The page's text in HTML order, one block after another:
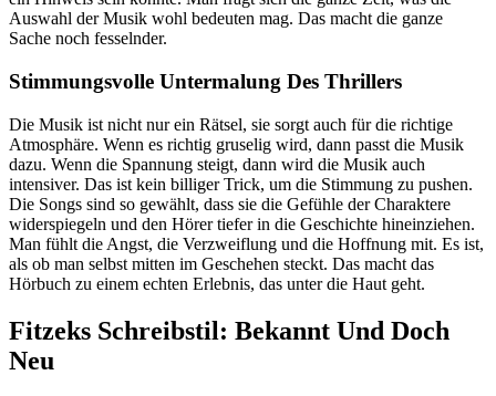
Auswahl der Musik wohl bedeuten mag. Das macht die ganze
Sache noch fesselnder.
Stimmungsvolle Untermalung Des Thrillers
Die Musik ist nicht nur ein Rätsel, sie sorgt auch für die richtige
Atmosphäre. Wenn es richtig gruselig wird, dann passt die Musik
dazu. Wenn die Spannung steigt, dann wird die Musik auch
intensiver. Das ist kein billiger Trick, um die Stimmung zu pushen.
Die Songs sind so gewählt, dass sie die Gefühle der Charaktere
widerspiegeln und den Hörer tiefer in die Geschichte hineinziehen.
Man fühlt die Angst, die Verzweiflung und die Hoffnung mit. Es ist,
als ob man selbst mitten im Geschehen steckt. Das macht das
Hörbuch zu einem echten Erlebnis, das unter die Haut geht.
Fitzeks Schreibstil: Bekannt Und Doch
Neu